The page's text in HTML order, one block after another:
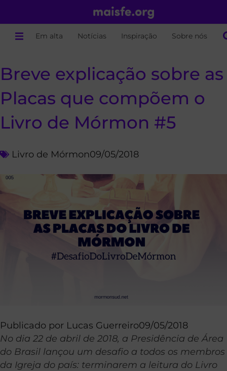
Em alta Notícias Inspiração Sobre nós
Breve explicação sobre as
Placas que compõem o
Livro de Mórmon #5
Livro de Mórmon09/05/2018
Publicado por Lucas Guerreiro09/05/2018
No dia 22 de abril de 2018, a Presidência de Área
do Brasil lançou um desafio a todos os membros
da Igreja do país: terminarem a leitura do Livro